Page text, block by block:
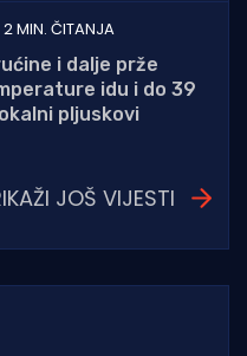
2 MIN. ČITANJA
i dalje prže
idu i do 39
pljuskovi
JOŠ VIJESTI